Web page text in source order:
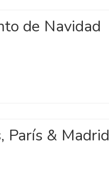
de Navidad
París & Madrid